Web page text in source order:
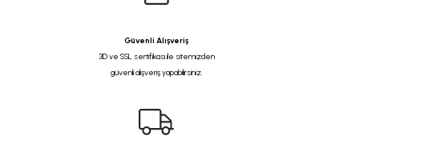
Güvenli Alışveriş
3D ve SSL sertifikası ile sitemizden
güvenli alışveriş yapabilirsiniz.